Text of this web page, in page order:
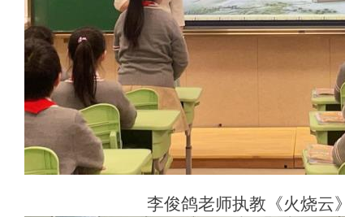
李俊鸽老师执教《火烧云